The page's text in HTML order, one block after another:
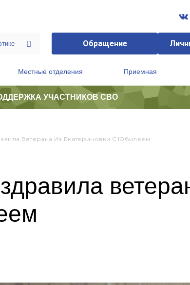
Обращение
Местные отделения Приемная
УЧАСТНИКОВ СВО
Ветерана Из Екатериновки С Юбилеем